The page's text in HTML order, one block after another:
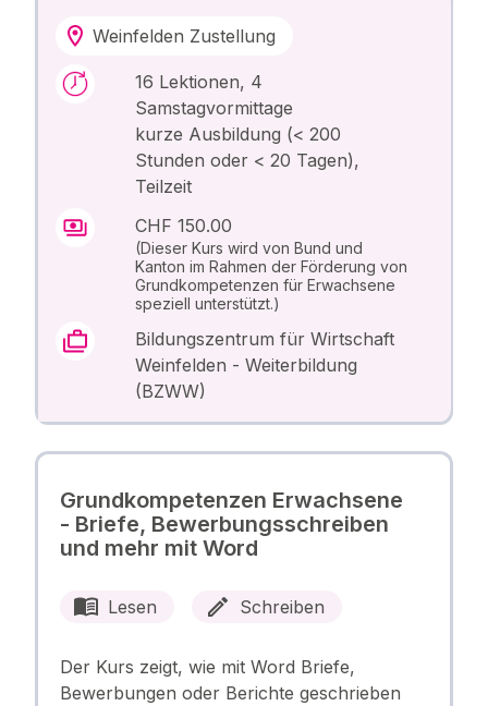
Weinfelden Zustellung
16 Lektionen, 4
Samstagvormittage
kurze Ausbildung (< 200
Stunden oder < 20 Tagen),
Teilzeit
CHF 150.00
(Dieser Kurs wird von Bund und
Kanton im Rahmen der Förderung von
Grundkompetenzen für Erwachsene
speziell unterstützt.)
Bildungszentrum für Wirtschaft
Weinfelden - Weiterbildung
(BZWW)
Grundkompetenzen Erwachsene
- Briefe, Bewerbungsschreiben
und mehr mit Word
Lesen Schreiben
Der Kurs zeigt, wie mit Word Briefe,
Bewerbungen oder Berichte geschrieben